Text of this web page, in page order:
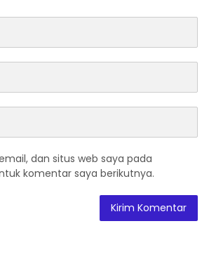
dan situs web saya pada
komentar saya berikutnya.